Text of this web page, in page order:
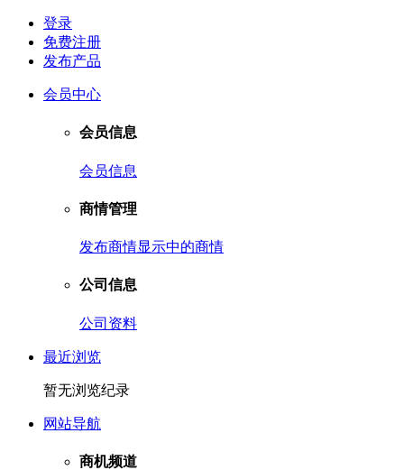
登录
免费注册
发布产品
会员中心
会员信息
会员信息
商情管理
发布商情显示中的商情
公司信息
公司资料
最近浏览
暂无浏览纪录
网站导航
商机频道